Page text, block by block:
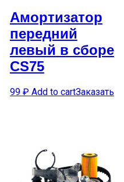
Амортизатор
передний
левый в сборе
CS75
99 ₽ Add to cartЗаказать